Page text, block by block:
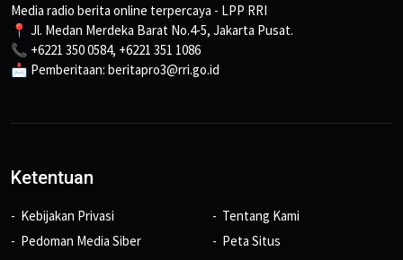
Media radio berita online terpercaya - LPP RRI
📍 Jl. Medan Merdeka Barat No.4-5, Jakarta Pusat.
📞 +6221 350 0584, +6221 351 1086
📩 Pemberitaan: beritapro3@rri.go.id
Ketentuan
Kebijakan Privasi
Pedoman Media Siber
Tentang Kami
Peta Situs